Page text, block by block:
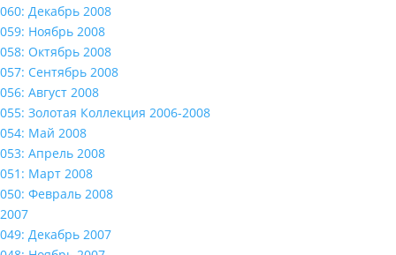
060: Декабрь 2008
059: Ноябрь 2008
058: Октябрь 2008
057: Сентябрь 2008
056: Август 2008
055: Золотая Коллекция 2006-2008
054: Май 2008
053: Апрель 2008
051: Март 2008
050: Февраль 2008
2007
049: Декабрь 2007